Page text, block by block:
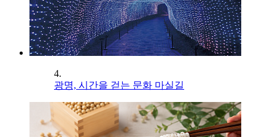
4.
광명, 시간을 걷는 문화 마실길